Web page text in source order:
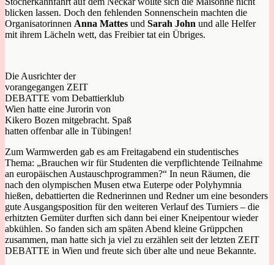
blicken lassen. Doch den fehlenden Sonnenschein machten die
Organisatorinnen Anna Mattes und Sarah John und alle Helfer
mit ihrem Lächeln wett, das Freibier tat ein Übriges.
Die Ausrichter der
vorangegangen ZEIT
DEBATTE vom Debattierklub
Wien hatte eine Jurorin von
Kikero Bozen mitgebracht. Spaß
hatten offenbar alle in Tübingen!
Zum Warmwerden gab es am Freitagabend ein studentisches
Thema: „Brauchen wir für Studenten die verpflichtende Teilnahme
an europäischen Austauschprogrammen?“ In neun Räumen, die
nach den olympischen Musen etwa Euterpe oder Polyhymnia
hießen, debattierten die Rednerinnen und Redner um eine besonders
gute Ausgangsposition für den weiteren Verlauf des Turniers – die
erhitzten Gemüter durften sich dann bei einer Kneipentour wieder
abkühlen. So fanden sich am späten Abend kleine Grüppchen
zusammen, man hatte sich ja viel zu erzählen seit der letzten ZEIT
DEBATTE in Wien und freute sich über alte und neue Bekannte.